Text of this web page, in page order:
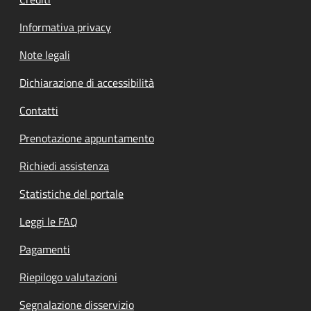
Informativa privacy
Note legali
Dichiarazione di accessibilità
Contatti
Prenotazione appuntamento
Richiedi assistenza
Statistiche del portale
Leggi le FAQ
Pagamenti
Riepilogo valutazioni
Segnalazione disservizio